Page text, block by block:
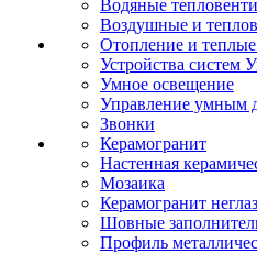
Водяные
Воздушные и
Отопление и
Устройства систем
Умное освещение
Управление умным
Звонки
Керамогранит
Настенная
Мозаика
Керамогранит
Шовные
Профиль